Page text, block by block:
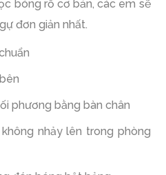
bóng rổ cơ bản, các em sẽ
đơn giản nhất.
phương bằng bàn chân
nhảy lên trong phòng